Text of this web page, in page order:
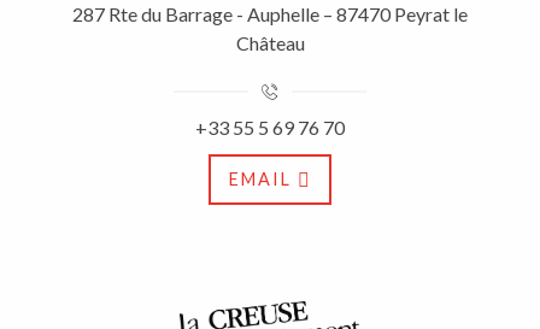
287 Rte du Barrage - Auphelle – 87470 Peyrat le
Château
+33 55 5 69 76 70
EMAIL